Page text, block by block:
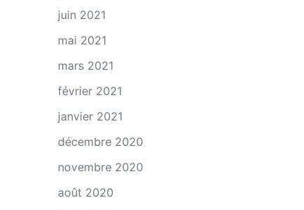
juin 2021
mai 2021
mars 2021
février 2021
janvier 2021
décembre 2020
novembre 2020
août 2020